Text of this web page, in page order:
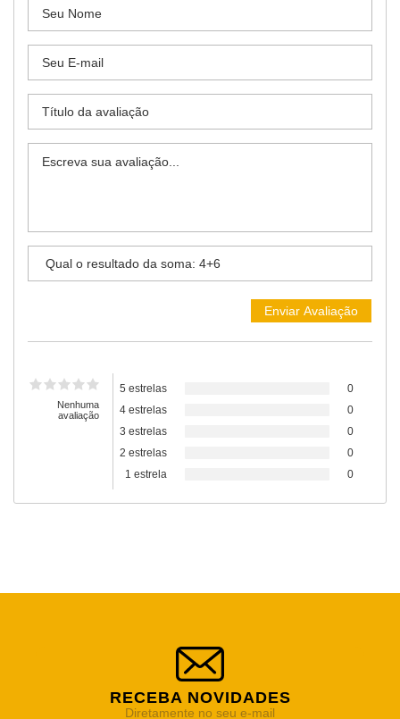
Nenhuma
avaliação
5 estrelas
0
4 estrelas
0
3 estrelas
0
2 estrelas
0
1 estrela
0
RECEBA NOVIDADES
Diretamente no seu e-mail